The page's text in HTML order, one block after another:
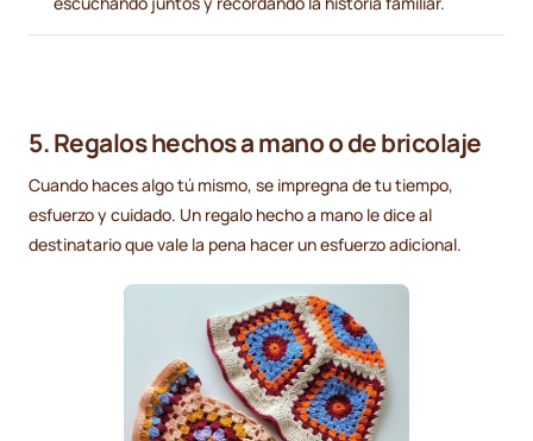
5. Regalos hechos a mano o de bricolaje
Cuando haces algo tú mismo, se impregna de tu tiempo,
esfuerzo y cuidado. Un regalo hecho a mano le dice al
destinatario que vale la pena hacer un esfuerzo adicional.